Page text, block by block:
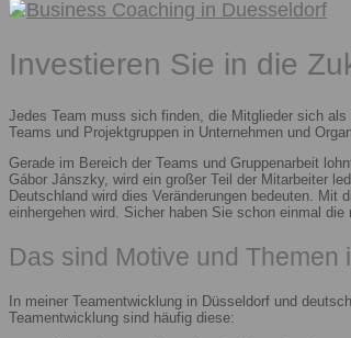
Investieren Sie in die
Jedes Team muss sich finden, die Mitglieder sich
Teams und Projektgruppen in Unternehmen und
Gerade im Bereich der Teams und Gruppenarbeit
Gábor Jánszky, wird ein großer Teil der Mitarbeiter
Deutschland wird dies Veränderungen bedeuten.
einhergehen wird. Sicher haben Sie schon einmal
Das sind Motive und
In meiner Teamentwicklung in Düsseldorf und
Teamentwicklung sind häufig diese: